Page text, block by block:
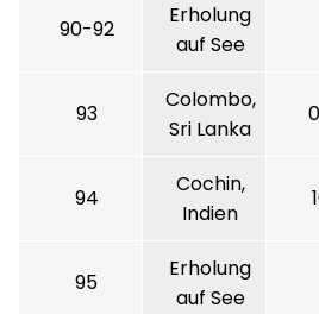
90-92
Erholung
auf See
93
Colombo,
Sri Lanka
94
Cochin,
Indien
95
Erholung
auf See